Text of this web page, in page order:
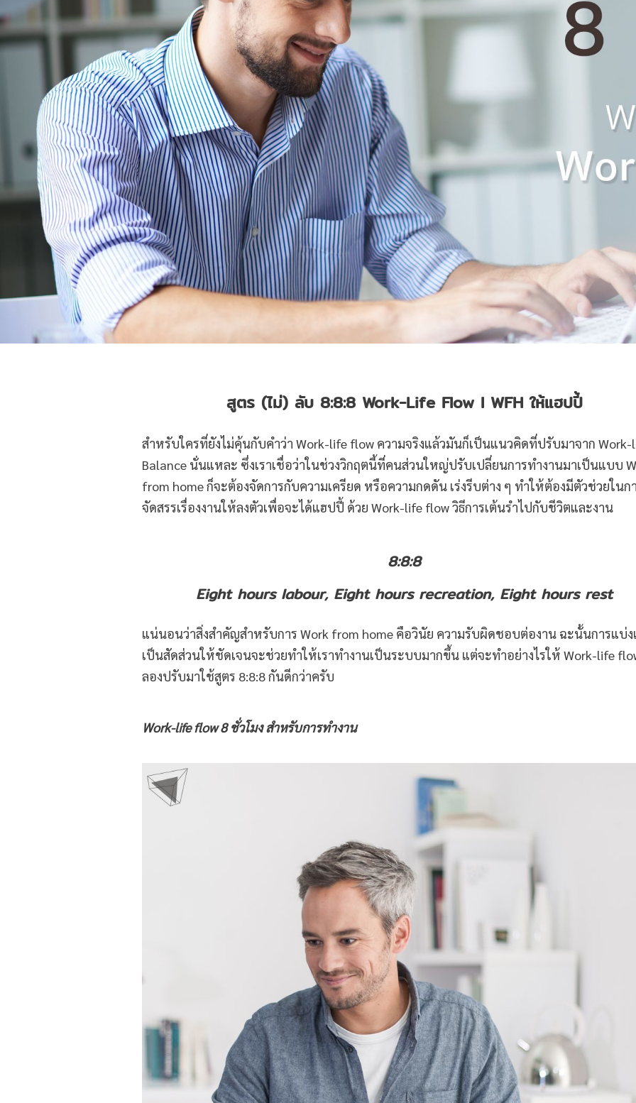
สูตร (ไม่) ลับ 8:8:8 Work-Life Flow l WFH ให้แฮปปี้
สำหรับใครที่ยังไม่คุ้นกับคำว่า Work-life flow ความจริงแล้วมันก็เป็นแนวคิดที่ปรับมาจาก Work-
Balance นั่นแหละ ซึ่งเราเชื่อว่าในช่วงวิกฤตนี้ที่คนส่วนใหญ่ปรับเปลี่ยนการทำงานมาเป็นแบบ
from home ก็จะต้องจัดการกับความเครียด หรือความกดดัน เร่งรีบต่าง ๆ ทำให้ต้องมีตัวช่วยในก
จัดสรรเรื่องงานให้ลงตัวเพื่อจะได้แฮปปี้ ด้วย Work-life flow วิธีการเต้นรำไปกับชีวิตและงาน
8:8:8
Eight hours labour, Eight hours recreation, Eight hours rest
แน่นอนว่าสิ่งสำคัญสำหรับการ Work from home คือวินัย ความรับผิดชอบต่องาน ฉะนั้นการแบ่ง
เป็นสัดส่วนให้ชัดเจนจะช่วยทำให้เราทำงานเป็นระบบมากขึ้น แต่จะทำอย่างไรให้ Work-life
ลองปรับมาใช้สูตร 8:8:8 กันดีกว่าครับ
Work-life flow 8 ชั่วโมง สำหรับการทำงาน